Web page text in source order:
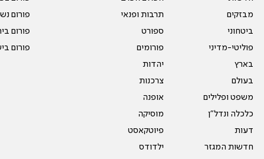
מבזקים
ביטחוני
פוליטי-מדיני
בארץ
בעולם
משפט ופלילים
כלכלה ונדל"ן
דעות
חדשות המגזר
תרבות ופנאי
ספורט
פורומים
יהדות
צרכנות
אופנה
מוסיקה
פיוטקאסט
ילדודס
פורום
פורום
פורום